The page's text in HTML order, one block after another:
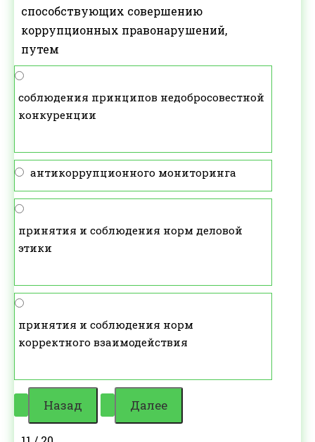
способствующих совершению
коррупционных правонарушений,
путем
соблюдения принципов недобросовестной
конкуренции
антикоррупционного мониторинга
принятия и соблюдения норм деловой
этики
принятия и соблюдения норм
корректного взаимодействия